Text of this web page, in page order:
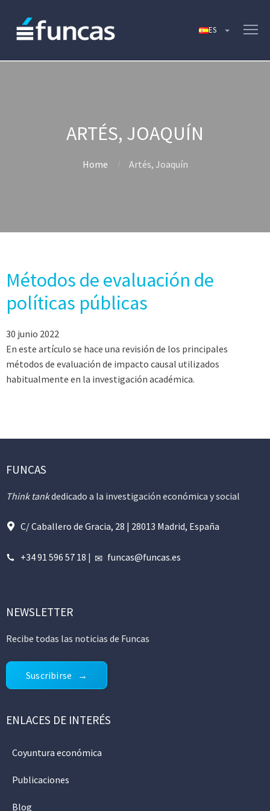
ARTÉS, JOAQUÍN
Home Artés, Joaquín
Métodos de evaluación de
políticas públicas
30 junio 2022
En este artículo se hace una revisión de los principales
métodos de evaluación de impacto causal utilizados
habitualmente en la investigación académica.
FUNCAS
Think tankdedicado a la investigación económica y social
C/ Caballero de Gracia, 28 | 28013 Madrid, España
+34 91 596 57 18 | funcas@funcas.es
NEWSLETTER
Recibe todas las noticias de Funcas
Suscribirse
ENLACES DE INTERÉS
Coyuntura económica
Publicaciones
Blog